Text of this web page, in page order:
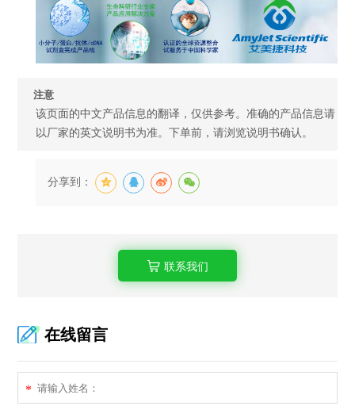
注意
该页面的中文产品信息的翻译，仅供参考。准确的产品信息请
以厂家的英文说明书为准。下单前，请浏览说明书确认。
分享到：
联系我们
在线留言
*